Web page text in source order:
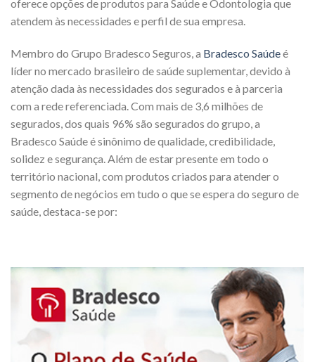
oferece opções de produtos para Saúde e Odontologia que
atendem às necessidades e perfil de sua empresa.
Membro do Grupo Bradesco Seguros, a Bradesco Saúdeé
líder no mercado brasileiro de saúde suplementar, devido à
atenção dada às necessidades dos segurados e à parceria
com a rede referenciada. Com mais de 3,6 milhões de
segurados, dos quais 96% são segurados do grupo, a
Bradesco Saúde é sinônimo de qualidade, credibilidade,
solidez e segurança. Além de estar presente em todo o
território nacional, com produtos criados para atender o
segmento de negócios em tudo o que se espera do seguro de
saúde, destaca-se por: